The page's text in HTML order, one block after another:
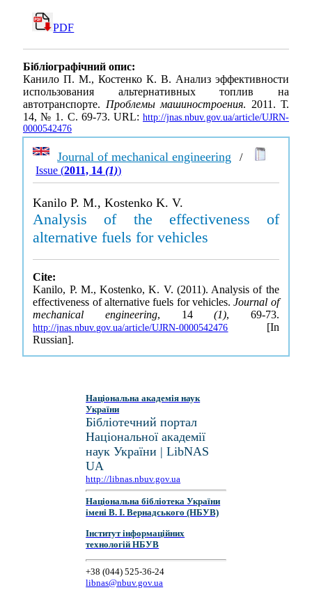
PDF
Бібліографічний опис:
Канило П. М., Костенко К. В. Анализ эффективности
использования альтернативных топлив на
автотранспорте. Проблемы машиностроения. 2011. Т.
14, № 1. С. 69-73. URL: http://jnas.nbuv.gov.ua/article/UJRN-
0000542476
Journal of mechanical engineering /
Issue (2011, 14(1))
Kanilo P. M., Kostenko K. V.
Analysis of the effectiveness of
alternative fuels for vehicles
Cite:
Kanilo, P. M., Kostenko, K. V. (2011). Analysis of the
effectiveness of alternative fuels for vehicles.Journal of
mechanical engineering, 14(1), 69-73.
http://jnas.nbuv.gov.ua/article/UJRN-0000542476 [In
Russian].
Національна академія наук
України
Бібліотечний портал
Національної академії
наук України | LibNAS
UA
http://libnas.nbuv.gov.ua
Національна бібліотека України
імені В. І. Вернадського (НБУВ)
Інститут інформаційних
технологій НБУВ
+38 (044) 525-36-24
libnas@nbuv.gov.ua